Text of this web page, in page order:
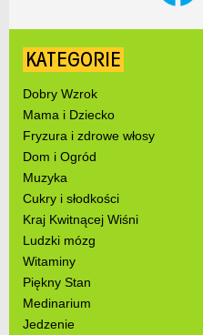
KATEGORIE
Dobry Wzrok
Mama i Dziecko
Fryzura i zdrowe włosy
Dom i Ogród
Muzyka
Cukry i słodkości
Kraj Kwitnącej Wiśni
Ludzki mózg
Witaminy
Piękny Stan
Medinarium
Jedzenie